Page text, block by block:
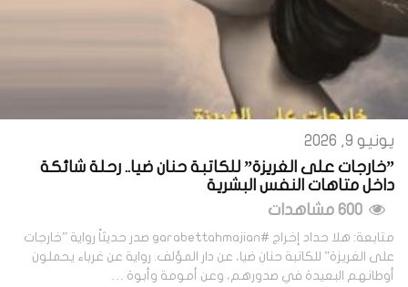
يونيو 9, 2026
”خارجات على الغريزة” للكاتبة حنان ضيا.. رحلة شائكة
داخل متاهات النفس البشرية
متابعة: هلا حداد إخراج #garabettahmajian صدر حديثاً رواية ”خارجات
على الغريزة” للكاتبة حنان ضيا، عن دار المؤلف. رواية عن غرباء يحملون
أوطانهم البعيدة في صدورهم، وعن أمومة وأبوة …